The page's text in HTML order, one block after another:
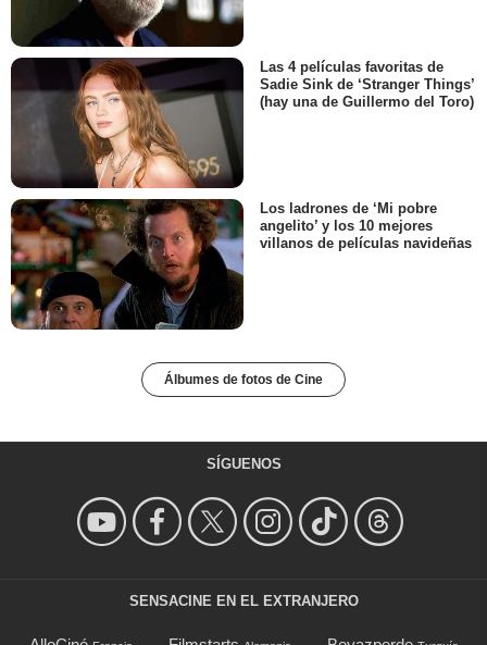
Las 4 películas favoritas de
Sadie Sink de ‘Stranger Things’
(hay una de Guillermo del Toro)
Los ladrones de ‘Mi pobre
angelito’ y los 10 mejores
villanos de películas navideñas
Álbumes de fotos de Cine
SÍGUENOS
SENSACINE EN EL EXTRANJERO